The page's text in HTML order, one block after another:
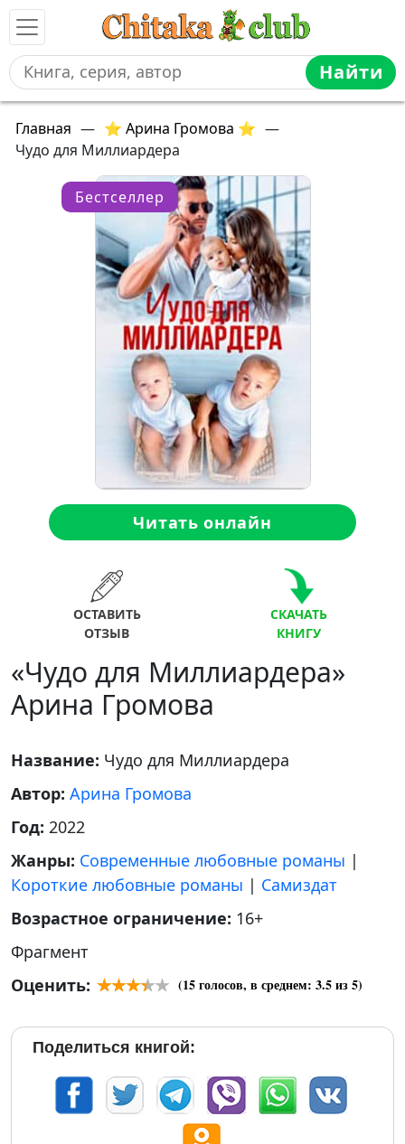
Найти
Главная — ⭐ Арина Громова ⭐ —
Чудо для Миллиардера
Бестселлер
Читать онлайн
ОСТАВИТЬ
ОТЗЫВ
СКАЧАТЬ
КНИГУ
«Чудо для Миллиардера»
Арина Громова
Название: Чудо для Миллиардера
Автор: Арина Громова
Год: 2022
Жанры: Современные любовные романы |
Короткие любовные романы | Самиздат
Возрастное ограничение: 16+
Фрагмент
Оценить:
(15голосов, в среднем: 3.5из 5)
Поделиться книгой: